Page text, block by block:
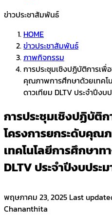
ข่าวประชาสัมพันธ์
HOME
ข่าวประชาสัมพันธ์
ภาพกิจกรรม
การประชุมเชิงปฏิบัติการเพื่
คุณภาพการศึกษาด้วยเทคโ
ดาวเทียม DLTV ประจำปีง
การประชุมเชิงปฏิบัติ
โครงการยกระดับคุณ
เทคโนโลยีการศึกษาท
DLTV ประจำปีงบปร
พฤษภาคม 23, 2025 Last
Chananthita